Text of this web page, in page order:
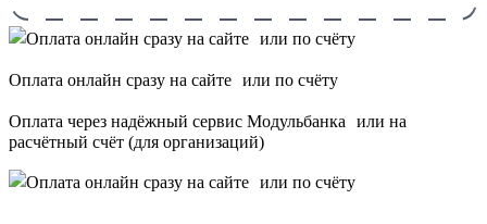
Оплата онлайн сразу на сайте или по счёту
Оплата через надёжный сервис Модульбанка или на
расчётный счёт (для организаций)